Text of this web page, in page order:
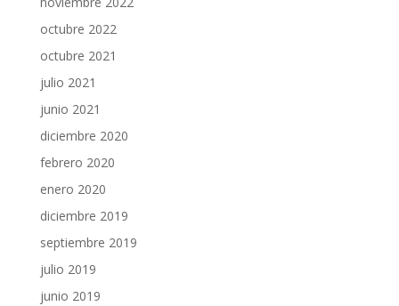
octubre 2022
octubre 2021
julio 2021
junio 2021
diciembre 2020
febrero 2020
enero 2020
diciembre 2019
septiembre 2019
julio 2019
junio 2019